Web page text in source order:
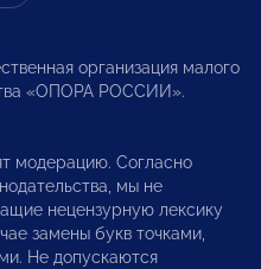
организация малого
«ОПОРА РОССИИ».
модерацию. Согласно
мы не
нецензурную лексику
замены букв точками,
Не допускаются